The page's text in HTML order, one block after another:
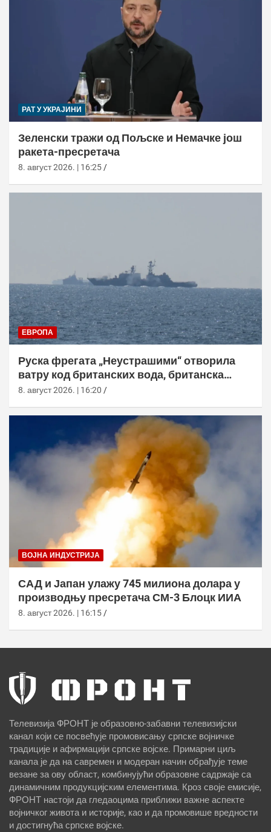
РАТ У УКРАЈИНИ
Зеленски тражи од Пољске и Немачке још
ракета-пресретача
8. август 2026. | 16:25
ЕВРОПА
Руска фрегата „Неустрашими“ отворила
ватру код британских вода, британска
морнарица појачала праћење
8. август 2026. | 16:20
ВОЈНА ИНДУСТРИЈА
САД и Јапан улажу 745 милиона долара у
производњу пресретача СМ-3 Блоцк ИИА
8. август 2026. | 16:15
Телевизија ФРОНТ је образовно-забавни телевизијски
канал који се посвећује промовисању српске војничке
традиције и афирмацији српске војске. Примарни циљ
канала је да на савремен и модеран начин обрађује теме
везане за ову област, комбинујући образовне садржаје са
динамичним продукцијским елементима. Кроз своје емисије,
ФРОНТ настоји да гледаоцима приближи важне аспекте
војничког живота и историје, као и да промовише вредности
и достигнућа српске војске.